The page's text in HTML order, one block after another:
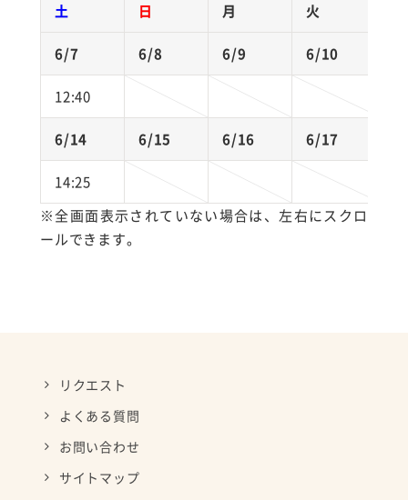
土 日 月 火
6/7 6/8 6/9 6/10
12:40
6/14 6/15 6/16 6/17
14:25
※全画面表示されていない場合は、左右にスクロ
ールできます。
リクエスト
よくある質問
お問い合わせ
サイトマップ